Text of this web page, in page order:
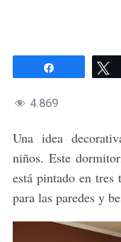
Compartir
4.869
Una idea
niños. Este
está pintado en
para las paredes y